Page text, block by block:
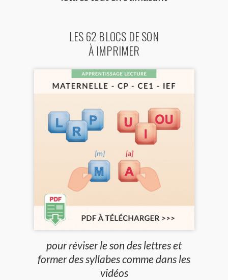
LES 62 BLOCS DE SON
À IMPRIMER
pour réviser le son des lettres et
former des syllabes comme dans les
vidéos